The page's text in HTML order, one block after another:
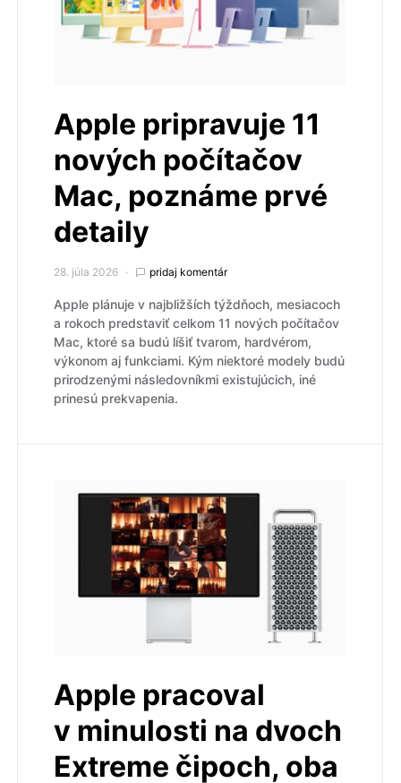
Apple pripravuje 11
nových počítačov
Mac, poznáme prvé
detaily
28. júla 2026 pridaj komentár
Apple plánuje v najbližších týždňoch, mesiacoch
a rokoch predstaviť celkom 11 nových počítačov
Mac, ktoré sa budú líšiť tvarom, hardvérom,
výkonom aj funkciami. Kým niektoré modely budú
prirodzenými následovníkmi existujúcich, iné
prinesú prekvapenia.
Apple pracoval
v minulosti na dvoch
Extreme čipoch, oba